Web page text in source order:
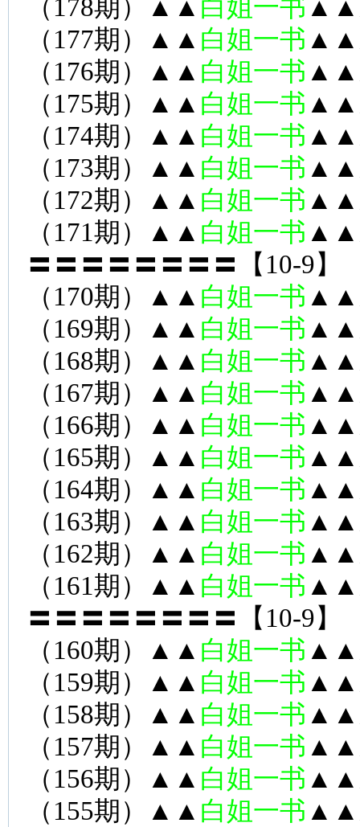
（178期）▲▲ 白姐一书 ▲▲
（177期）▲▲ 白姐一书 ▲▲
（176期）▲▲ 白姐一书 ▲▲
（175期）▲▲ 白姐一书 ▲▲
（174期）▲▲ 白姐一书 ▲▲
（173期）▲▲ 白姐一书 ▲▲
（172期）▲▲ 白姐一书 ▲▲
（171期）▲▲ 白姐一书 ▲▲
〓〓〓〓〓〓〓〓【10-9】
（170期）▲▲ 白姐一书 ▲▲
（169期）▲▲ 白姐一书 ▲▲
（168期）▲▲ 白姐一书 ▲▲
（167期）▲▲ 白姐一书 ▲▲
（166期）▲▲ 白姐一书 ▲▲
（165期）▲▲ 白姐一书 ▲▲
（164期）▲▲ 白姐一书 ▲▲
（163期）▲▲ 白姐一书 ▲▲
（162期）▲▲ 白姐一书 ▲▲
（161期）▲▲ 白姐一书 ▲▲
〓〓〓〓〓〓〓〓【10-9】
（160期）▲▲ 白姐一书 ▲▲
（159期）▲▲ 白姐一书 ▲▲
（158期）▲▲ 白姐一书 ▲▲
（157期）▲▲ 白姐一书 ▲▲
（156期）▲▲ 白姐一书 ▲▲
（155期）▲▲ 白姐一书 ▲▲